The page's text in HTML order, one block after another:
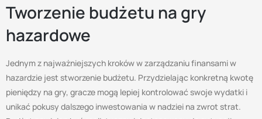
Tworzenie budżetu na gry
hazardowe
Jednym z najważniejszych kroków w zarządzaniu finansami w
hazardzie jest stworzenie budżetu. Przydzielając konkretną kwotę
pieniędzy na gry, gracze mogą lepiej kontrolować swoje wydatki i
unikać pokusy dalszego inwestowania w nadziei na zwrot strat.